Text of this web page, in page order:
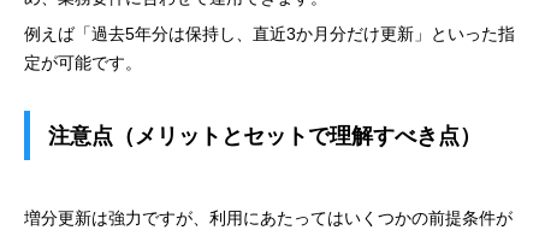
例えば「過去5年分は保持し、直近3か月分だけ更新」といった指
定が可能です。
注意点（メリットとセットで理解すべき点）
増分更新は強力ですが、利用にあたってはいくつかの前提条件が